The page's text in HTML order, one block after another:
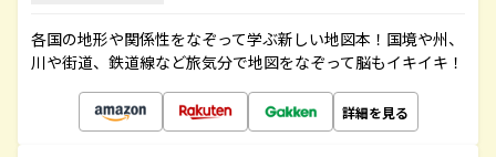
各国の地形や関係性をなぞって学ぶ新しい地図本！国境や州、
川や街道、鉄道線など旅気分で地図をなぞって脳もイキイキ！
詳細を見る